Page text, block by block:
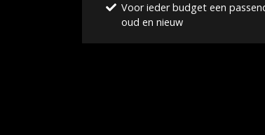
Voor ieder budget een
oud en nieuw